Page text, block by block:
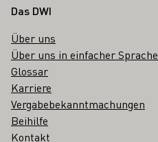
Fußbereich
Das DWI
Über uns
Über uns in einfacher Sprache
Glossar
Karriere
Vergabebekanntmachungen
Beihilfe
Kontakt